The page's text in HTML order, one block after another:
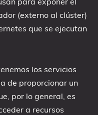
(externo al clúster)
que se ejecutan
los servicios
de proporcionar un
por lo general, es
a recursos